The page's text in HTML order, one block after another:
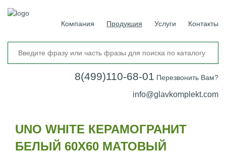
Компания Продукция Услуги Контакты
8(499)110-68-01 Перезвонить Вам?
info@glavkomplekt.com
UNO WHITE КЕРАМОГРАНИТ
БЕЛЫЙ 60Х60 МАТОВЫЙ